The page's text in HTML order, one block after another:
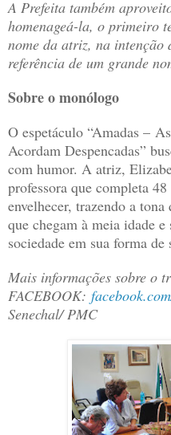
A Prefeita também
homenageá-la, o primeiro
nome da atriz, na intenção
referência de um grande
Sobre o monólogo
O espetáculo “Amadas –
Acordam Despencadas”
com humor. A atriz,
professora que completa
envelhecer, trazendo a
que chegam à meia idade e
sociedade em sua forma de
Mais informações sobre o
FACEBOOK:
Senechal/ PMC